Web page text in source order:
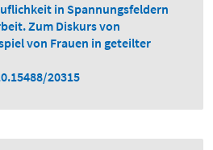
in Spannungsfeldern
Zum Diskurs von
von Frauen in geteilter
20315